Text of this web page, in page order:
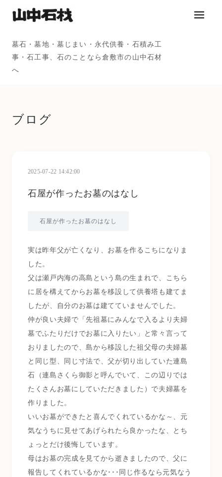
墓石・墓地・墓じまい・永代供養・石積み工
事・石工事、石のことなら倉敷市の山中石材
へ
メニュ
ブログ
2025-07-22 14:42:00
石屋が作ったお墓のはなし
石屋が作ったお墓のはなし
実は昨年父が亡くなり、お墓を作るこちになりま
した。
父は瀬戸内海の高島という島の生まれで、こちら
に居を構えてからお墓を移設して供養塔も建てま
したが、自分のお墓は建てていませんでした。
仲が良い夫婦で「先祖墓にみんなで入るより夫婦
墓でふたりだけでお墓に入りたい」と常々言って
おりましたので、島から移設した祖父母の夫婦墓
と同じ型、同じ寸法で、父が切り出していた連島
石（連島さくら御影と呼んでいて、この辺りでは
たくさんお墓にしていただきました）で夫婦墓を
作りました。
いいお墓ができたと喜んでくれているかな～、元
気なうちに見せてあげられたら良かったな、とち
ょっとだけ後悔しています。
母はお墓の完成を見てから逝きましたので、父に
報告してくれているかな･･･同じ作るなら元気なう